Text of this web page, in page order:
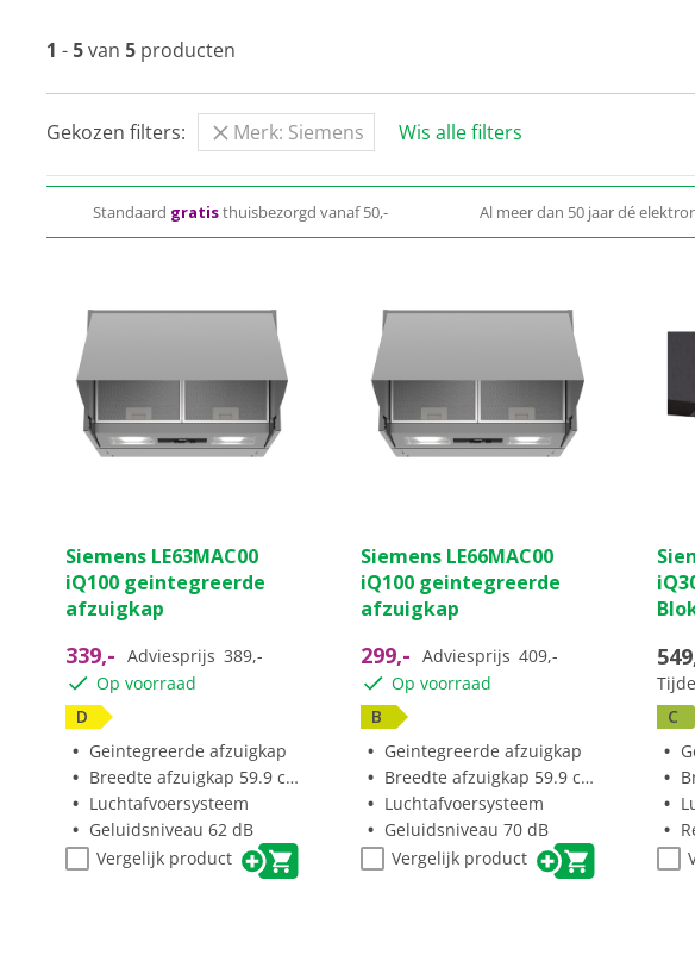
1 - 5van 5 producten
Gekozen filters: Merk: Siemens Wis alle filters
Standaard gratisthuisbezorgd vanaf 50,- Al meer dan 50 jaar dé
Siemens LE63MAC00
iQ100 geintegreerde
afzuigkap
339,- Adviesprijs 389,-
Op voorraad
D
Geintegreerde afzuigkap
Breedte afzuigkap 59.9 cm
Luchtafvoersysteem
Geluidsniveau 62 dB
Vergelijk product
Siemens LE66MAC00
iQ100 geintegreerde
afzuigkap
299,- Adviesprijs 409,-
Op voorraad
B
Geintegreerde afzuigkap
Breedte afzuigkap 59.9 cm
Luchtafvoersysteem
Geluidsniveau 70 dB
Vergelijk product
C